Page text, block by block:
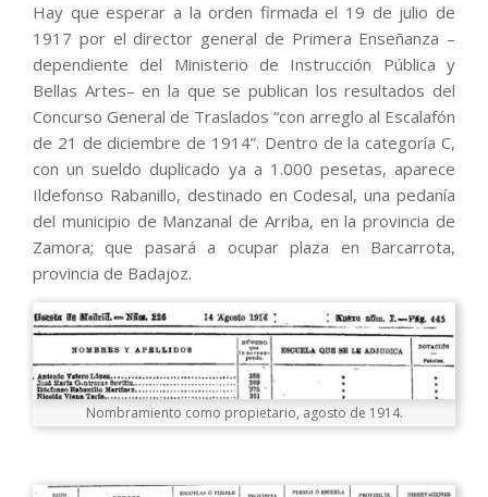
Hay que esperar a la orden firmada el 19 de julio de
1917 por el director general de Primera Enseñanza –
dependiente del Ministerio de Instrucción Pública y
Bellas Artes– en la que se publican los resultados del
Concurso General de Traslados “con arreglo al Escalafón
de 21 de diciembre de 1914”. Dentro de la categoría C,
con un sueldo duplicado ya a 1.000 pesetas, aparece
Ildefonso Rabanillo, destinado en Codesal, una pedanía
del municipio de Manzanal de Arriba, en la provincia de
Zamora; que pasará a ocupar plaza en Barcarrota,
provincia de Badajoz.
Nombramiento como propietario, agosto de 1914.